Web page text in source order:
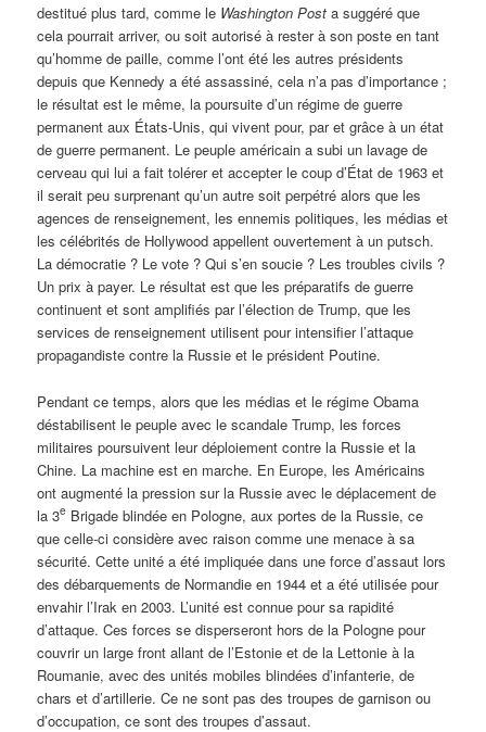
destitué plus tard, comme le Washington Post a suggéré que
cela pourrait arriver, ou soit autorisé à rester à son poste en tant
qu’homme de paille, comme l’ont été les autres présidents
depuis que Kennedy a été assassiné, cela n’a pas d’importance ;
le résultat est le même, la poursuite d’un régime de guerre
permanent aux États-Unis, qui vivent pour, par et grâce à un état
de guerre permanent. Le peuple américain a subi un lavage de
cerveau qui lui a fait tolérer et accepter le coup d’État de 1963 et
il serait peu surprenant qu’un autre soit perpétré alors que les
agences de renseignement, les ennemis politiques, les médias et
les célébrités de Hollywood appellent ouvertement à un putsch.
La démocratie ? Le vote ? Qui s’en soucie ? Les troubles civils ?
Un prix à payer. Le résultat est que les préparatifs de guerre
continuent et sont amplifiés par l’élection de Trump, que les
services de renseignement utilisent pour intensifier l’attaque
propagandiste contre la Russie et le président Poutine.
Pendant ce temps, alors que les médias et le régime Obama
déstabilisent le peuple avec le scandale Trump, les forces
militaires poursuivent leur déploiement contre la Russie et la
Chine. La machine est en marche. En Europe, les Américains
ont augmenté la pression sur la Russie avec le déplacement de
la 3e Brigade blindée en Pologne, aux portes de la Russie, ce
que celle-ci considère avec raison comme une menace à sa
sécurité. Cette unité a été impliquée dans une force d’assaut lors
des débarquements de Normandie en 1944 et a été utilisée pour
envahir l’Irak en 2003. L’unité est connue pour sa rapidité
d’attaque. Ces forces se disperseront hors de la Pologne pour
couvrir un large front allant de l’Estonie et de la Lettonie à la
Roumanie, avec des unités mobiles blindées d’infanterie, de
chars et d’artillerie. Ce ne sont pas des troupes de garnison ou
d’occupation, ce sont des troupes d’assaut.